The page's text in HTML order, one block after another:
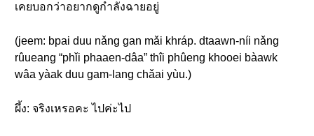
เคยบอกว่าอยากดูกำลังฉายอยู่
(jeem: bpai duu nǎng gan mǎi khráp. dtaawn-níi nǎng
rûueang “phǐi phaaen-dâa” thîi phûeng khooei bàawk
wâa yàak duu gam-lang chǎai yùu.)
ผึ้ง: จริงเหรอคะ ไปค่ะไป